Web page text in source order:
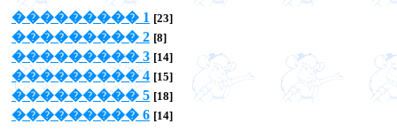
��������� 1 [23]
��������� 2 [8]
��������� 3 [14]
��������� 4 [15]
��������� 5 [18]
��������� 6 [14]